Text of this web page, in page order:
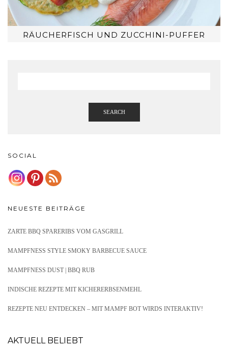
RÄUCHERFISCH UND ZUCCHINI-PUFFER
SEARCH
SOCIAL
NEUESTE BEITRÄGE
ZARTE BBQ SPARERIBS VOM GASGRILL
MAMPFNESS STYLE SMOKY BARBECUE SAUCE
MAMPFNESS DUST | BBQ RUB
INDISCHE REZEPTE MIT KICHERERBSENMEHL
REZEPTE NEU ENTDECKEN – MIT MAMPF BOT WIRDS INTERAKTIV!
AKTUELL BELIEBT